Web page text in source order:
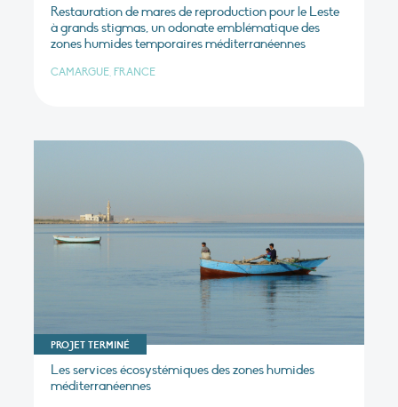
Restauration de mares de reproduction pour le Leste
à grands stigmas, un odonate emblématique des
zones humides temporaires méditerranéennes
CAMARGUE, FRANCE
PROJET TERMINÉ
Les services écosystémiques des zones humides
méditerranéennes